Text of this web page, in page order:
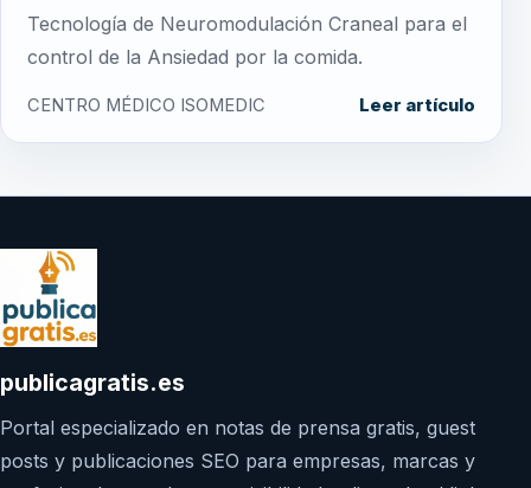
Tecnología de Neuromodulación Craneal para el
control de la Ansiedad por la comida.
CENTRO MÉDICO ISOMEDIC Leer artículo
publicagratis.es
Portal especializado en notas de prensa gratis, guest
posts y publicaciones SEO para empresas, marcas y